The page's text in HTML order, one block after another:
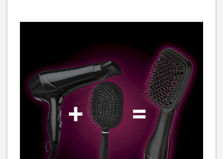
Стайлер Philips StraightCare
Essential BHS377/00
Плойка Magio MG-670
379